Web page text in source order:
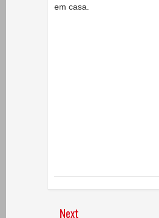
em casa.
Next